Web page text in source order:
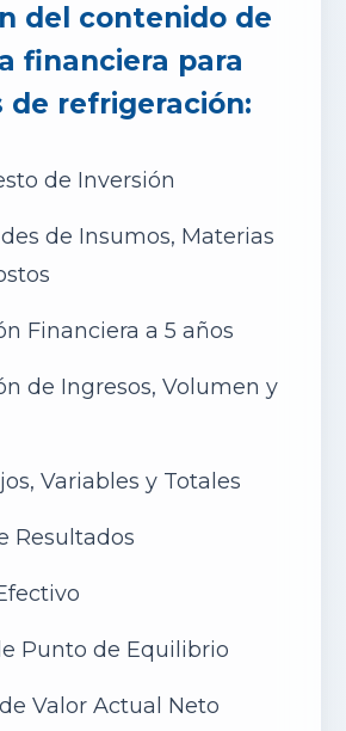
del contenido de
financiera para
de refrigeración:
de Inversión
de Insumos, Materias
Financiera a 5 años
de Ingresos, Volumen y
Variables y Totales
Resultados
Punto de Equilibrio
Valor Actual Neto